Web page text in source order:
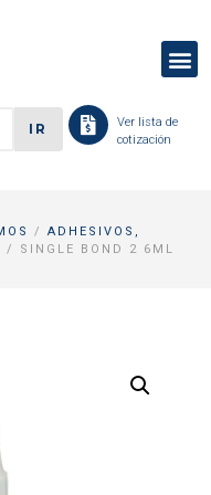
IR
Ver lista de
cotización
/ ADHESIVOS,
/ SINGLE BOND 2 6ML